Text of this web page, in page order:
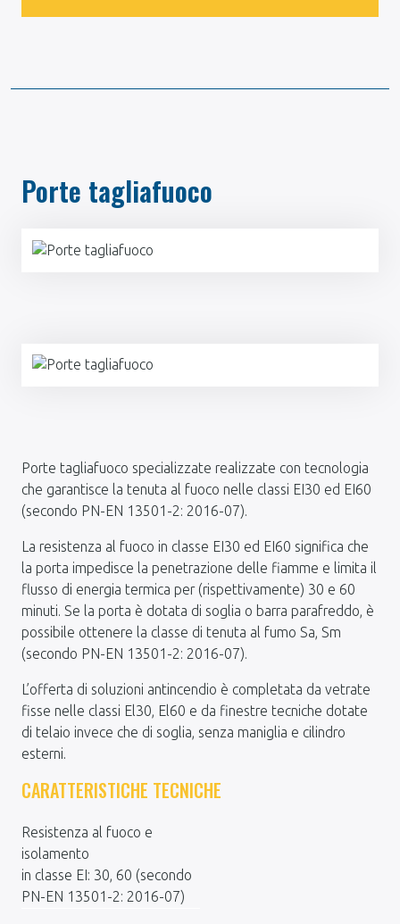
Porte tagliafuoco
Porte tagliafuoco specializzate realizzate con tecnologia
che garantisce la tenuta al fuoco nelle classi EI30 ed EI60
(secondo PN-EN 13501-2: 2016-07).
La resistenza al fuoco in classe EI30 ed EI60 significa che
la porta impedisce la penetrazione delle fiamme e limita il
flusso di energia termica per (rispettivamente) 30 e 60
minuti. Se la porta è dotata di soglia o barra parafreddo, è
possibile ottenere la classe di tenuta al fumo Sa, Sm
(secondo PN-EN 13501-2: 2016-07).
L’offerta di soluzioni antincendio è completata da vetrate
fisse nelle classi El30, El60 e da finestre tecniche dotate
di telaio invece che di soglia, senza maniglia e cilindro
esterni.
CARATTERISTICHE TECNICHE
Resistenza al fuoco e
isolamento
in classe EI: 30, 60 (secondo
PN-EN 13501-2: 2016-07)